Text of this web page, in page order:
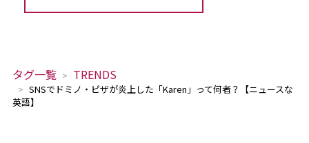
タグ一覧 TRENDS
SNSでドミノ・ピザが炎上した「Karen」って何者？【ニュースな
英語】